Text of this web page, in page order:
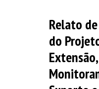
Relato
do
Extensão,